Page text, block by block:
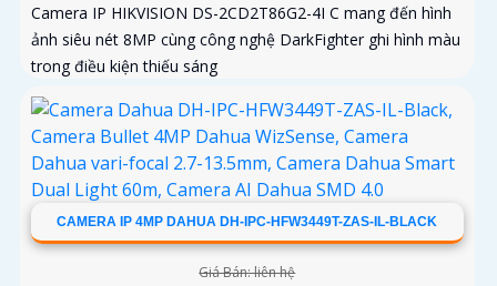
Camera IP HIKVISION DS-2CD2T86G2-4I C mang đến hình
ảnh siêu nét 8MP cùng công nghệ DarkFighter ghi hình màu
trong điều kiện thiếu sáng
CAMERA IP 4MP DAHUA DH-IPC-HFW3449T-ZAS-IL-BLACK
Giá Bán: liên hệ